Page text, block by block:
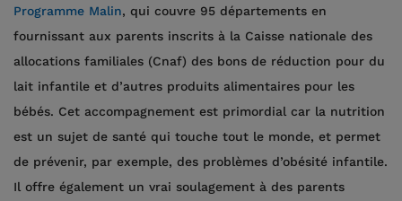
Programme Malin, qui couvre 95 départements en
fournissant aux parents inscrits à la Caisse nationale des
allocations familiales (Cnaf) des bons de réduction pour du
lait infantile et d’autres produits alimentaires pour les
bébés. Cet accompagnement est primordial car la nutrition
est un sujet de santé qui touche tout le monde, et permet
de prévenir, par exemple, des problèmes d’obésité infantile.
Il offre également un vrai soulagement à des parents